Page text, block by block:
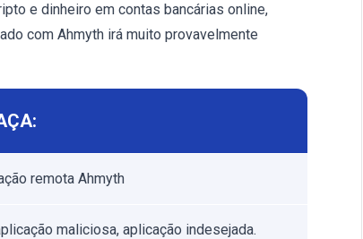
e dinheiro em contas bancárias online,
com Ahmyth irá muito provavelmente
remota Ahmyth
maliciosa, aplicação indesejada.